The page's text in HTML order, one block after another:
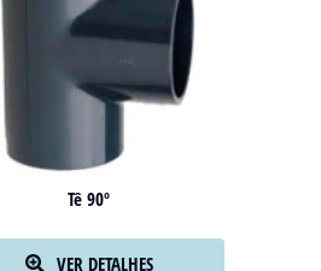
Tê 90º
VER DETALHES